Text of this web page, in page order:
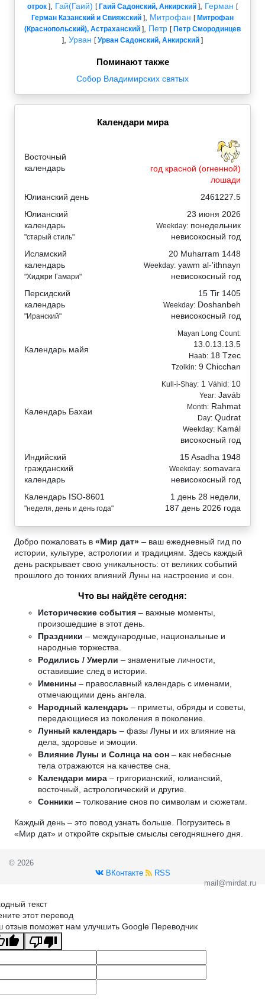
отрок ] Гай(Гаий) [Гаий Садонский, Анкирский ] Герман [
Герман Казанский и Свияжский ] Митрофан [Митрофан
(Краснопольский), Астраханский ] Петр [Петр Смородинцев
] Урван [Урван Садонский, Анкирский ]
Поминают также
Собор Владимирских святых
Календари мира
Восточный
календарь
год красной (огненной)
лошади
Юлианский день
2461227.5
Юлианский
календарь
"старый стиль"
23 июня 2026
Weekday: понедельник
невисокосный год
Исламский
календарь
"Хиджри Гамари"
20 Muharram 1448
Weekday: yawm al-'ithnayn
невисокосный год
Персидский
календарь
"Иранский"
15 Tir 1405
Weekday: Doshanbeh
невисокосный год
Календарь майя
Mayan Long Count:
13.0.13.13.5
Haab: 18 Tzec
Tzolkin: 9 Chicchan
Календарь Бахаи
Kull-i-Shay: 1 Váhid: 10
Year: Javáb
Month: Rahmat
Day: Qudrat
Weekday: Kamál
високосный год
Индийский
гражданский
календарь
15 Asadha 1948
Weekday: somavara
невисокосный год
Календарь ISO-8601
"неделя, день и день года"
1 день 28 недели,
187 день 2026 года
Добро пожаловать в «Мир дат» – ваш ежедневный гид по
истории, культуре, астрологии и традициям. Здесь каждый
день раскрывает свою уникальность: от великих событий
прошлого до тонких влияний Луны на настроение и сон.
Что вы найдёте сегодня:
Исторические события – важные моменты,
произошедшие в этот день.
Праздники – международные, национальные и
народные торжества.
Родились / Умерли – знаменитые личности,
оставившие след в истории.
Именины – православный календарь с именами,
отмечающими день ангела.
Народный календарь – приметы, обряды и советы,
передающиеся из поколения в поколение.
Лунный календарь – фазы Луны и их влияние на
дела, здоровье и эмоции.
Влияние Луны и Солнца на сон – как небесные
тела отражаются на качестве сна.
Календари мира – григорианский, юлианский,
восточный, астрологический и другие.
Сонники – толкование снов по символам и сюжетам.
Каждый день – это повод узнать больше. Погрузитесь в
«Мир дат» и откройте скрытые смыслы сегодняшнего дня.
© 2026
ВКонтакте
RSS
mail@mirdat.ru
текст
этот перевод
отзыв поможет нам улучшить Google Переводчик